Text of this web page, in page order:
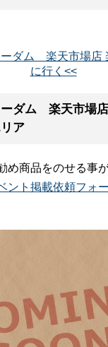
ダム 楽天市場店
に行く<<
ダム 楽天市場店
ア
め商品をのせる事
ント掲載依頼フォ